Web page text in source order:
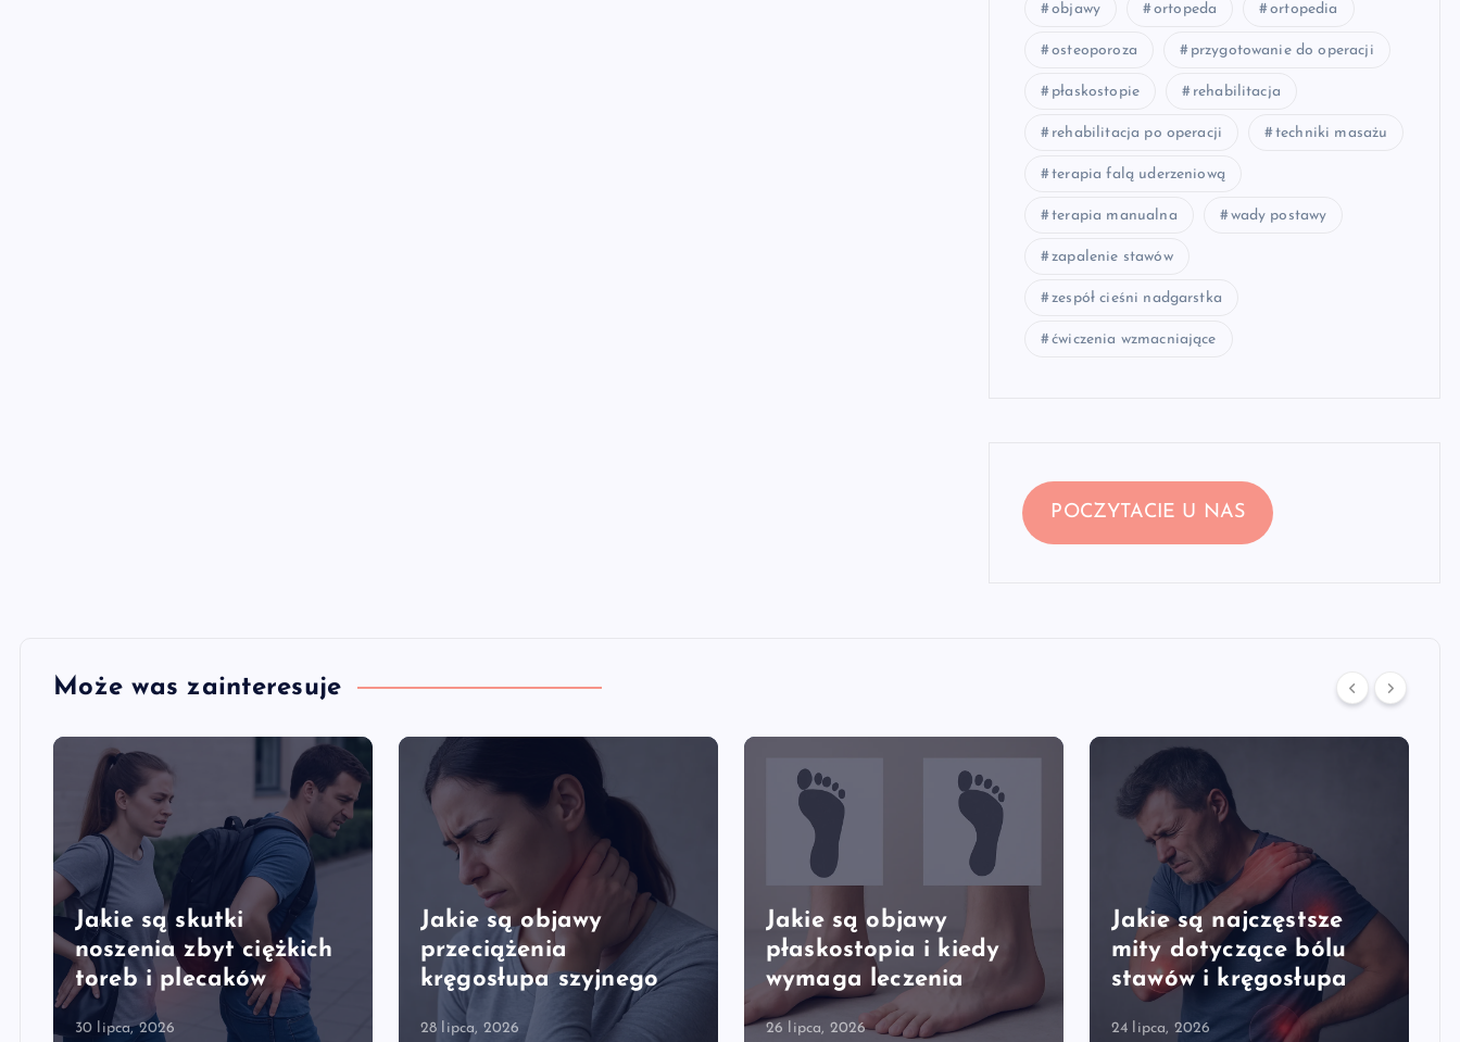
objawy ortopeda ortopedia
osteoporoza przygotowanie do operacji
płaskostopie rehabilitacja
rehabilitacja po operacji techniki masażu
terapia falą uderzeniową
terapia manualna wady postawy
zapalenie stawów
zespół cieśni nadgarstka
ćwiczenia wzmacniające
POCZYTACIE U NAS
Może was zainteresuje
Jakie są skutki
noszenia zbyt ciężkich
toreb i plecaków
30 lipca, 2026
Jakie są objawy
przeciążenia
kręgosłupa szyjnego
28 lipca, 2026
Jakie są objawy
płaskostopia i kiedy
wymaga leczenia
26 lipca, 2026
Jakie są najczęstsze
mity dotyczące bólu
stawów i kręgosłupa
24 lipca, 2026